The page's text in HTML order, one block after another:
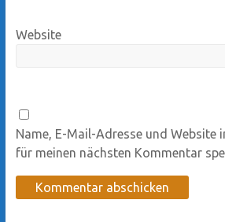
Website
Name, E-Mail-Adresse und Website
für meinen nächsten Kommentar